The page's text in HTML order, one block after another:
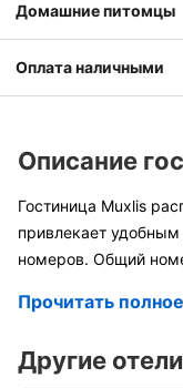
Домашние питомцы
Оплата наличными
Описание
Гостиница Muxlis
привлекает
номеров. Общий
Прочитать
Другие